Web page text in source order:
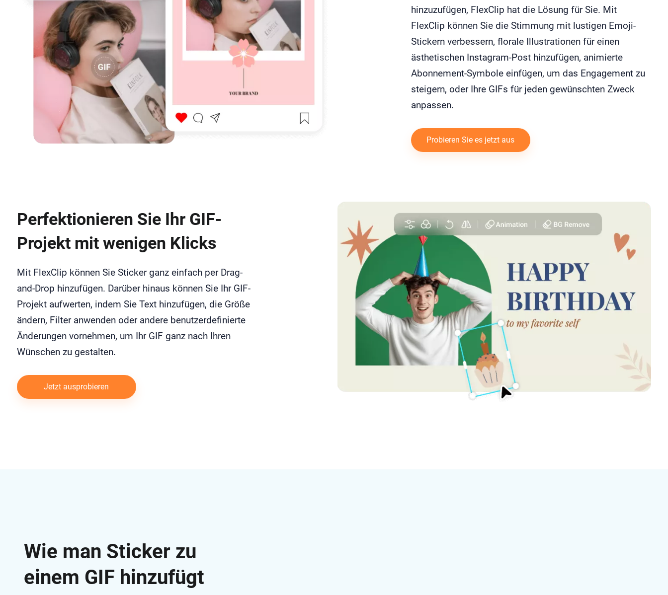
hinzuzufügen, FlexClip hat die Lösung für Sie. Mit
FlexClip können Sie die Stimmung mit lustigen Emoji-
Stickern verbessern, florale Illustrationen für einen
ästhetischen Instagram-Post hinzufügen, animierte
Abonnement-Symbole einfügen, um das Engagement zu
steigern, oder Ihre GIFs für jeden gewünschten Zweck
anpassen.
Probieren Sie es jetzt aus
Perfektionieren Sie Ihr GIF-
Projekt mit wenigen Klicks
Mit FlexClip können Sie Sticker ganz einfach per Drag-
and-Drop hinzufügen. Darüber hinaus können Sie Ihr GIF-
Projekt aufwerten, indem Sie Text hinzufügen, die Größe
ändern, Filter anwenden oder andere benutzerdefinierte
Änderungen vornehmen, um Ihr GIF ganz nach Ihren
Wünschen zu gestalten.
Jetzt ausprobieren
Wie man Sticker zu
einem GIF hinzufügt